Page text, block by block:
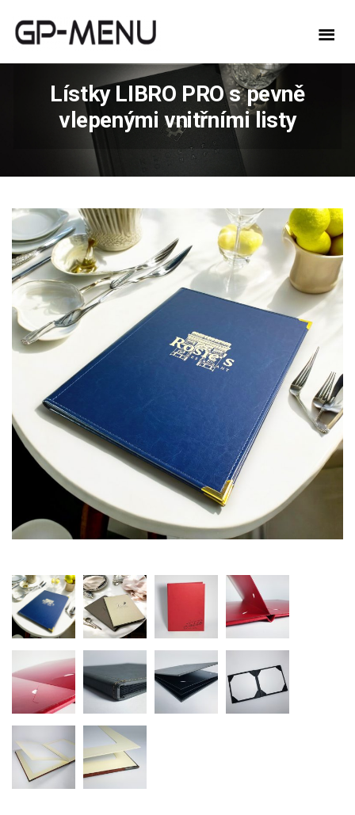
Lístky LIBRO PRO s pevně
vlepenými vnitřními listy